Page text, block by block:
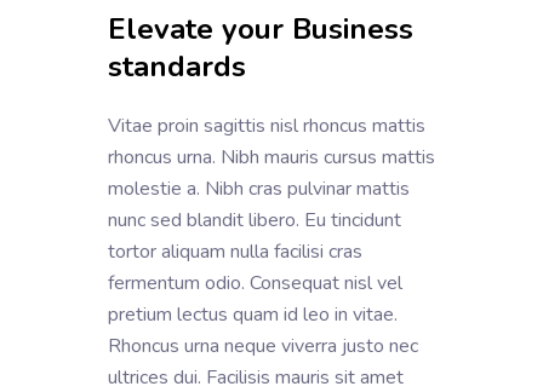
Elevate your Business
standards
Vitae proin sagittis nisl rhoncus mattis
rhoncus urna. Nibh mauris cursus mattis
molestie a. Nibh cras pulvinar mattis
nunc sed blandit libero. Eu tincidunt
tortor aliquam nulla facilisi cras
fermentum odio. Consequat nisl vel
pretium lectus quam id leo in vitae.
Rhoncus urna neque viverra justo nec
ultrices dui. Facilisis mauris sit amet